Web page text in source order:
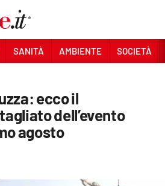
SANITÀ AMBIENTE SOCIETÀ
ecco il
dell’evento
agosto